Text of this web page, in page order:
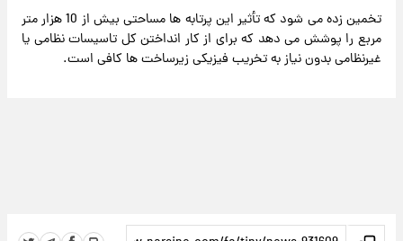
تخمین زده می شود که تأثیر این پرتابه ها مساحتی بیش از 10 هزار متر
مربع را پوشش می دهد که برای از کار انداختن کل تاسیسات نظامی یا
غیرنظامی بدون نیاز به تخریب فیزیکی زیرساخت ها کافی است.